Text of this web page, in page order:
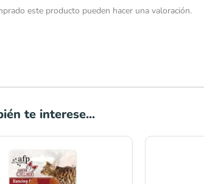
este producto pueden hacer una valoración.
te interese...